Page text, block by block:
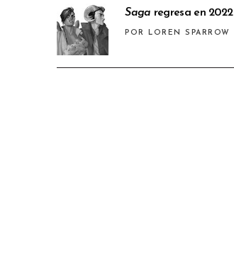
Saga regresa en 2022
POR LOREN SPARROW